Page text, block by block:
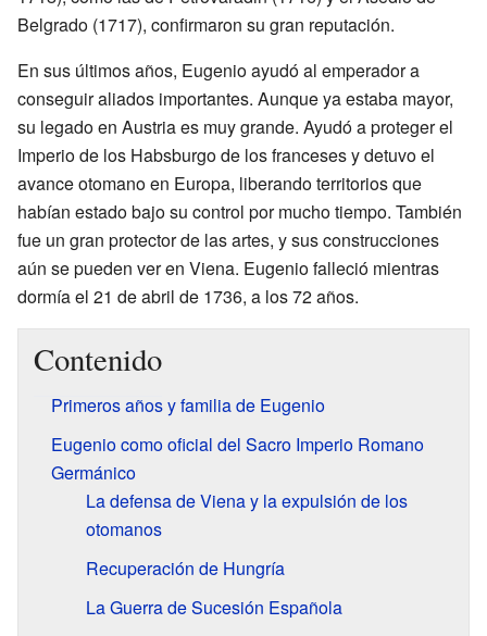
Belgrado (1717), confirmaron su gran reputación.
En sus últimos años, Eugenio ayudó al emperador a
conseguir aliados importantes. Aunque ya estaba mayor,
su legado en Austria es muy grande. Ayudó a proteger el
Imperio de los Habsburgo de los franceses y detuvo el
avance otomano en Europa, liberando territorios que
habían estado bajo su control por mucho tiempo. También
fue un gran protector de las artes, y sus construcciones
aún se pueden ver en Viena. Eugenio falleció mientras
dormía el 21 de abril de 1736, a los 72 años.
Contenido
Primeros años y familia de Eugenio
Eugenio como oficial del Sacro Imperio Romano
Germánico
La defensa de Viena y la expulsión de los
otomanos
Recuperación de Hungría
La Guerra de Sucesión Española